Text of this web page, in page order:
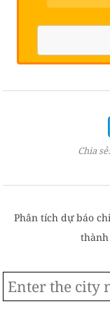
Chia sẻ:
Phân tích dự báo